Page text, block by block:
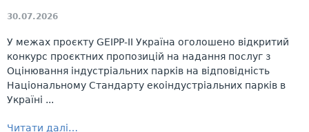
30.07.2026
У межах проєкту GEIPP-II Україна оголошено відкритий
конкурс проєктних пропозицій на надання послуг з
Оцінювання індустріальних парків на відповідність
Національному Стандарту екоіндустріальних парків в
Україні ...
Читати далі…